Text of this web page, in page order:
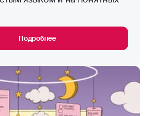
Подробнее